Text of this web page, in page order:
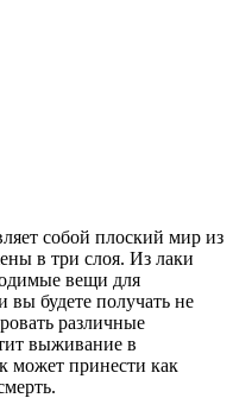
собой плоский мир из
в три слоя. Из лаки
вещи для
будете получать не
различные
выживание в
принести как